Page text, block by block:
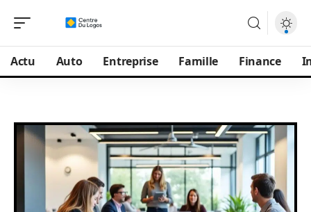
Actu Auto Entreprise Famille Finance